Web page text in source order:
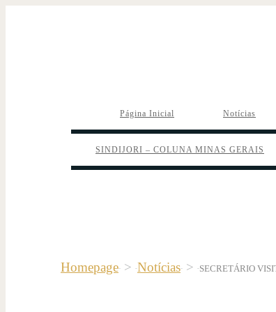
Página Inicial Notícias
SINDIJORI – COLUNA MINAS GERAIS
Homepage > Notícias > SECRETÁRIO